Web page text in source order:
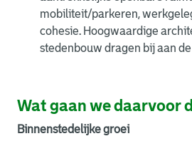
mobiliteit/parkeren,
cohesie. Hoogwaardige
stedenbouw dragen bij aan
Wat gaan we daarvoor
Binnenstedelijke groei